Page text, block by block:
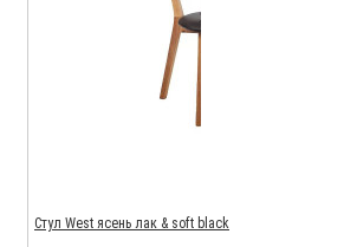
Стул West ясень лак & soft black